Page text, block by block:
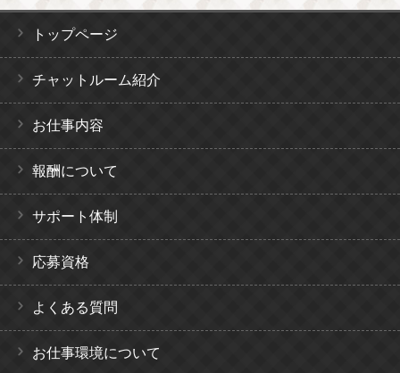
トップページ
チャットルーム紹介
お仕事内容
報酬について
サポート体制
応募資格
よくある質問
お仕事環境について